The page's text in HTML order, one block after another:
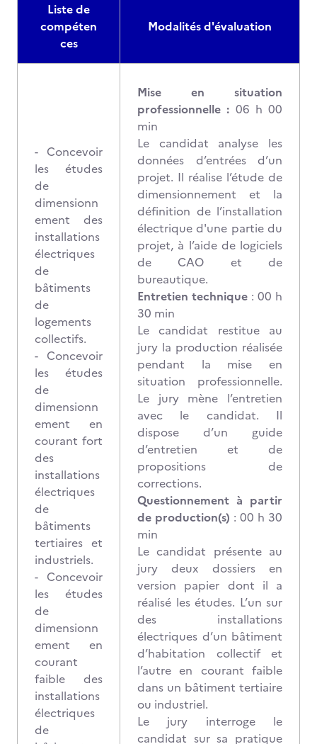
Liste de
compéten
ces
Modalités d'évaluation
- Concevoir
les études
de
dimensionn
ement des
installations
électriques
de
bâtiments
de
logements
collectifs.
- Concevoir
les études
de
dimensionn
ement en
courant fort
des
installations
électriques
de
bâtiments
tertiaires et
industriels.
- Concevoir
les études
de
dimensionn
ement en
courant
faible des
installations
électriques
de
Mise en situation
professionnelle : 06 h 00
min
Le candidat analyse les
données d’entrées d’un
projet. Il réalise l’étude de
dimensionnement et la
définition de l’installation
électrique d'une partie du
projet, à l’aide de logiciels
de CAO et de
bureautique.
Entretien technique : 00 h
30 min
Le candidat restitue au
jury la production réalisée
pendant la mise en
situation professionnelle.
Le jury mène l’entretien
avec le candidat. Il
dispose d’un guide
d’entretien et de
propositions de
corrections.
Questionnement à partir
de production(s) : 00 h 30
min
Le candidat présente au
jury deux dossiers en
version papier dont il a
réalisé les études. L’un sur
des installations
électriques d’un bâtiment
d’habitation collectif et
l’autre en courant faible
dans un bâtiment tertiaire
ou industriel.
Le jury interroge le
candidat sur sa pratique